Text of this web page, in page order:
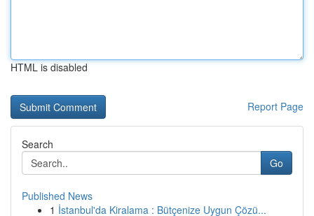
HTML is disabled
Report Page
Search
Go
Published News
1 İstanbul'da Kiralama : Bütçenize Uygun Çözü...